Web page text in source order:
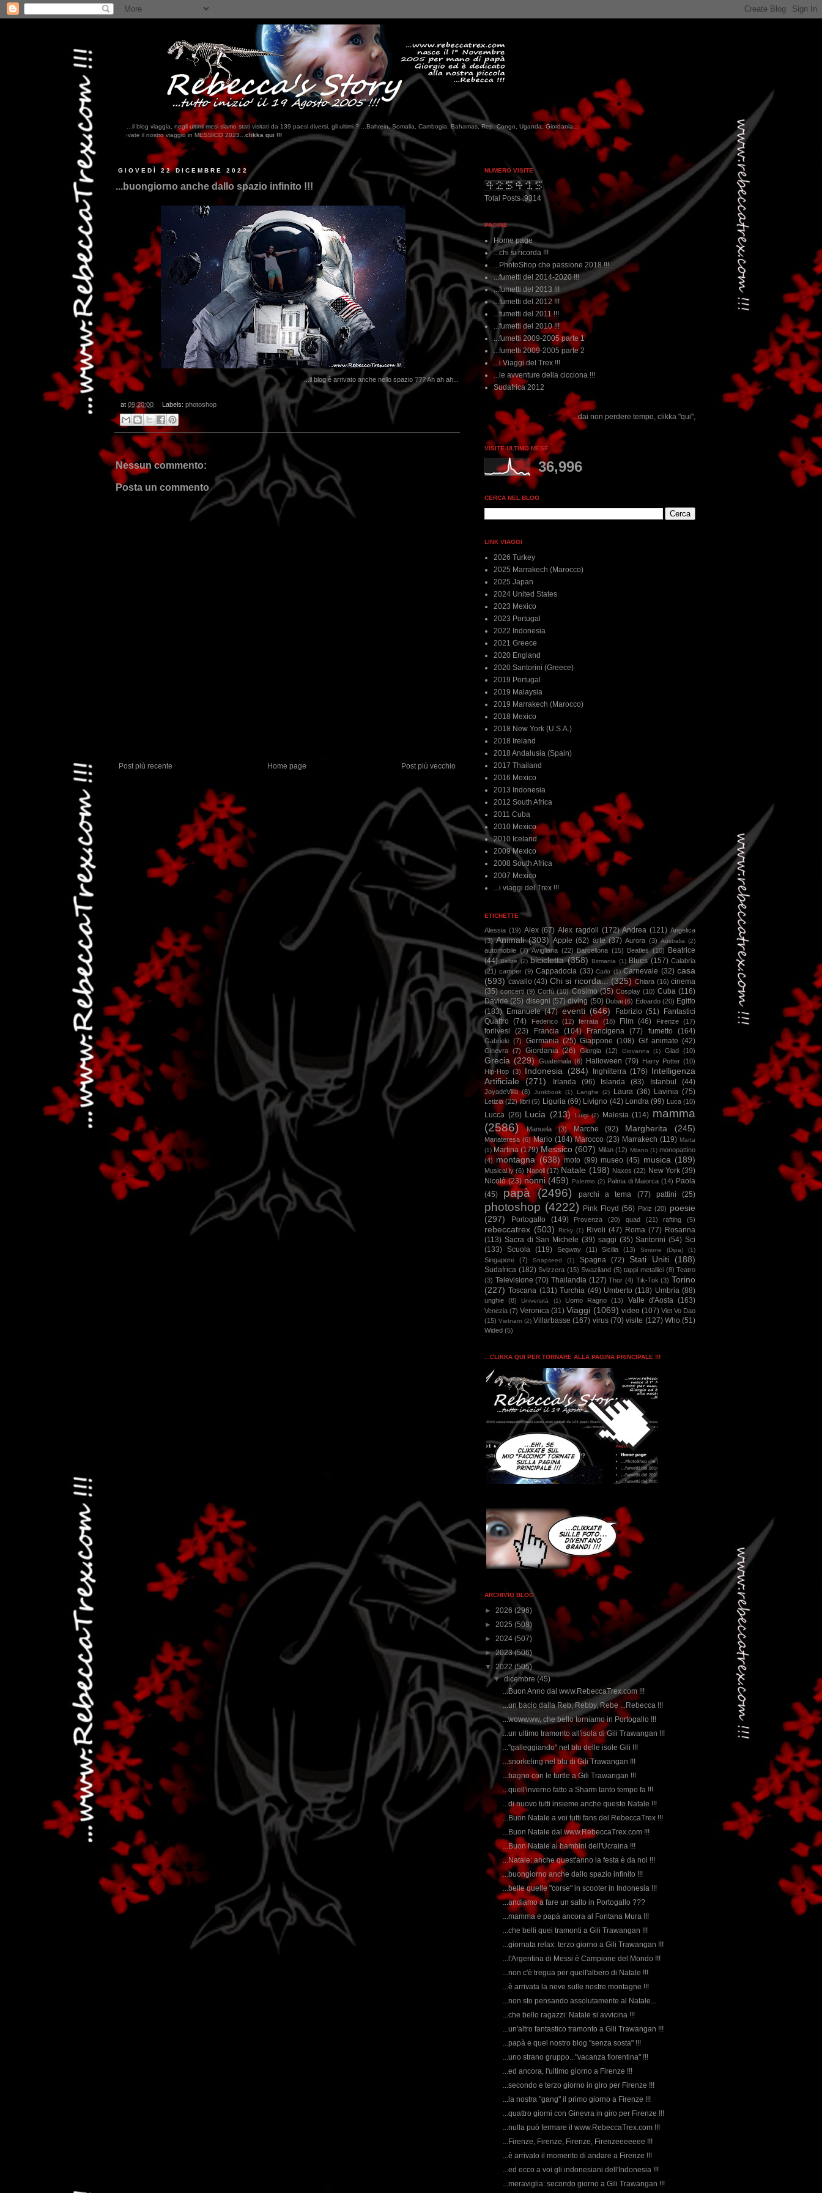
...il blog viaggia, negli ultimi mesi siamo stati visitati da 139 paesi diversi, gli ultimi ? ...Bahrein, Somalia, Cambogia, Bahamas, Rep. Congo, Uganda, Giordania...
...qui trovate il nostro viaggio in MESSICO 2023...clikka qui !!!
GIOVEDÌ 22 DICEMBRE 2022
...buongiorno anche dallo spazio infinito !!!
...il blog è arrivato anche nello spazio ??? Ah ah ah...
at 09:20:00 Labels: photoshop
Nessun commento:
Posta un commento
Post più recente Post più vecchio
Home page
NUMERO VISITE
Total Posts :9314
PAGINE
Home page
...chi si ricorda !!!
...PhotoShop che passione 2018 !!!
...fumetti del 2014-2020 !!!
...fumetti del 2013 !!!
...fumetti del 2012 !!!
...fumetti del 2011 !!!
...fumetti del 2010 !!!
...fumetti 2009-2005 parte 1
...fumetti 2009-2005 parte 2
...i Viaggi del Trex !!!
...le avventure della cicciona !!!
Sudafrica 2012
...dai non perdere tempo, clikka "qui", c'è il meglio del www.rebeccatrex.com
VISITE ULTIMO MESE
36,996
CERCA NEL BLOG
LINK VIAGGI
2026 Turkey
2025 Marrakech (Marocco)
2025 Japan
2024 United States
2023 Mexico
2023 Portugal
2022 Indonesia
2021 Greece
2020 England
2020 Santorini (Greece)
2019 Portugal
2019 Malaysia
2019 Marrakech (Marocco)
2018 Mexico
2018 New York (U.S.A.)
2018 Ireland
2018 Andalusia (Spain)
2017 Thailand
2016 Mexico
2013 Indonesia
2012 South Africa
2011 Cuba
2010 Mexico
2010 Iceland
2009 Mexico
2008 South Africa
2007 Mexico
...i viaggi del Trex !!!
ETICHETTE
Alessia (19) Alex (67) Alex ragdoll (172) Andrea (121) Angelica
(3) Animali (303) Apple (62) arte (37) Aurora (3) Australia (2)
automobile (7) Avigliana (22) Barcellona (15) Beatles (10)
Beatrice
(44) Belize (2) bicicletta (358) Birmania (1) Blues (157) Calabria
(21) camper (9) Cappadocia (33) Carlo (1) Carnevale (32) casa
(593) cavallo (43) Chi si ricorda... (325) Chiara (16) cinema
(35) concerti (9) Corfù (10) Cosimo (35) Cosplay (10) Cuba (116)
Davide (25) disegni (57) diving (50) Dubai (6) Edoardo (20) Egitto
(183)
Emanuele (47) eventi (646) Fabrizio (51)
Fantastici
Quattro (74) Federico (12) ferrata (18) Film (46) Firenze (17)
forlivesi (23) Francia (104) Francigena (77) fumetto (164)
Gabriele (7) Germania (25) Giappone (108) Gif animate (42)
Ginevra (7) Giordania (26) Giorgia (12) Giovanna (1) Glad (10)
Grecia (229) Guatemala (6) Halloween (79) Harry Potter (10)
Hip-Hop (3) Indonesia (284) Inghilterra (176) Intelligenza
Artificiale
(271) Irlanda (96) Islanda (83) Istanbul (44)
JoyadeVilla (8) Junkbook (1) Langhe (2) Laura (36) Lavinia (75)
Letizia (22) libri (5) Liguria (69) Livigno (42) Londra (99) Luca (10)
Lucca (26) Lucia (213) Luigi (2) Malesia (114) mamma
(2586)
Manuela (3) Marche (92) Margherita (245)
Mariateresa (6) Mario (184) Marocco (23) Marrakech (119) Marta
(1) Martina (179) Messico (607) Milan (12) Milano (1) monopattino
(4) montagna (638) moto (99) museo (45) musica (189)
Musical.ly (6) Napoli (17) Natale (198) Naxos (22) New York (39)
Nicolò (23) nonni (459) Palermo (2) Palma di Maiorca (14) Paola
(45)
papà (2496) parchi a tema (77) pattini (25)
photoshop (4222) Pink Floyd (56) Pixiz (20) poesie
(297)
Portogallo (149) Provenza (20) quad (21) rafting (5)
rebeccatrex (503) Ricky (1) Rivoli (47) Roma (77) Rosanna
(113) Sacra di San Michele (39) saggi (35) Santorini (54) Sci
(133) Scuola (119) Segway (11) Sicilia (13) Simone (Dipa) (1)
Singapore (7) Snapseed (1) Spagna (72) Stati Uniti (188)
Sudafrica (182) Svizzera (15) Swaziland (5) tappi metallici (8) Teatro
(3) Televisione (70) Thailandia (127) Thor (4) Tik-Tok (3) Torino
(227) Toscana (131) Turchia (49) Umberto (118) Umbria (88)
unghie (8) Università (1) Uomo Ragno (13) Valle d'Aosta (163)
Venezia (7) Veronica (31) Viaggi (1069) video (107) Viet Vo Dao
(15) Vietnam (2) Villarbasse (167) virus (70) visite (127) Who (51)
Wided (5)
...CLIKKA QUI PER TORNARE ALLA PAGINA PRINCIPALE !!!
ARCHIVIO BLOG
► 2026 (296)
► 2025 (508)
► 2024 (507)
►2023(506)
▼ 2022(505)
▼dicembre(45)
...Buon Anno dal www.RebeccaTrex.com !!!
...un bacio dalla Reb, Rebby, Rebe ...Rebecca !!!
...wowwww, che bello torniamo in Portogallo !!!
...un ultimo tramonto all'isola di Gili Trawangan !!!
..."galleggiando" nel blu delle isole Gili !!!
...snorkeling nel blu di Gili Trawangan !!!
...bagno con le turtle a Gili Trawangan !!!
...quell'inverno fatto a Sharm tanto tempo fa !!!
...di nuovo tutti insieme anche questo Natale !!!
...Buon Natale a voi tutti fans del RebeccaTrex !!!
...Buon Natale dal www.RebeccaTrex.com !!!
...Buon Natale ai bambini dell'Ucraina !!!
...Natale: anche quest'anno la festa è da noi !!!
...buongiorno anche dallo spazio infinito !!!
...belle quelle "corse" in scooter in Indonesia !!!
...andiamo a fare un salto in Portogallo ???
...mamma e papà ancora al Fontana Mura !!!
...che belli quei tramonti a Gili Trawangan !!!
...giornata relax: terzo giorno a Gili Trawangan !!!
...l'Argentina di Messi è Campione del Mondo !!!
...non c'è tregua per quell'albero di Natale !!!
...è arrivata la neve sulle nostre montagne !!!
...non sto pensando assolutamente al Natale...
...che bello ragazzi: Natale si avvicina !!!
...un'altro fantastico tramonto a Gili Trawangan !!!
...papà e quel nostro blog "senza sosta" !!!
...uno strano gruppo..."vacanza fiorentina" !!!
...ed ancora, l'ultimo giorno a Firenze !!!
...secondo e terzo giorno in giro per Firenze !!!
...la nostra "gang" il primo giorno a Firenze !!!
...quattro giorni con Ginevra in giro per Firenze !!!
...nulla può fermare il www.RebeccaTrex.com !!!
...Firenze, Firenze, Firenze, Firenzeeeeeee !!!
...è arrivato il momento di andare a Firenze !!!
...ed ecco a voi gli indonesiani dell'Indonesia !!!
...meraviglia: secondo giorno a Gili Trawangan !!!